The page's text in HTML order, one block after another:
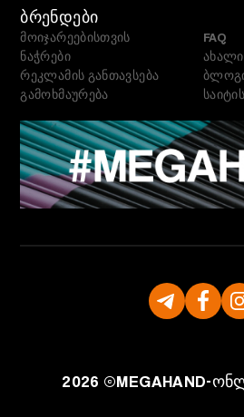
ᲑᲠᲔᲜᲓᲔᲑᲘ
მოიჯარეებისთვის
ნაჭრები
რეკლამის განთავსება
გამოხმაურება
FAQ
ახალი
2026 ©MEGAHAND-